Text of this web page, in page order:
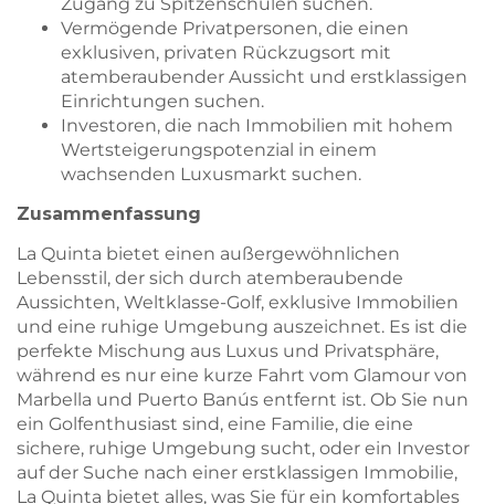
Vermögende Privatpersonen, die einen
exklusiven, privaten Rückzugsort mit
atemberaubender Aussicht und erstklassigen
Einrichtungen suchen.
Investoren, die nach Immobilien mit hohem
Wertsteigerungspotenzial in einem
wachsenden Luxusmarkt suchen.
Zusammenfassung
La Quinta bietet einen außergewöhnlichen
Lebensstil, der sich durch atemberaubende
Aussichten, Weltklasse-Golf, exklusive Immobilien
und eine ruhige Umgebung auszeichnet. Es ist die
perfekte Mischung aus Luxus und Privatsphäre,
während es nur eine kurze Fahrt vom Glamour von
Marbella und Puerto Banús entfernt ist. Ob Sie nun
ein Golfenthusiast sind, eine Familie, die eine
sichere, ruhige Umgebung sucht, oder ein Investor
auf der Suche nach einer erstklassigen Immobilie,
La Quinta bietet alles, was Sie für ein komfortables